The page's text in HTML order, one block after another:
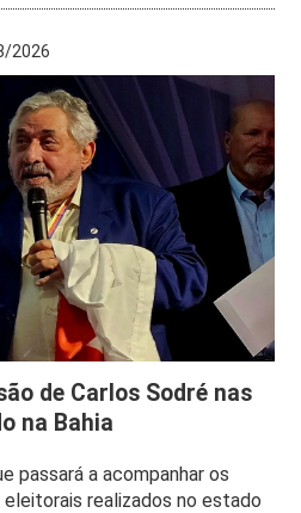
2026
de Carlos Sodré nas
na Bahia
passará a acompanhar os
realizados no estado